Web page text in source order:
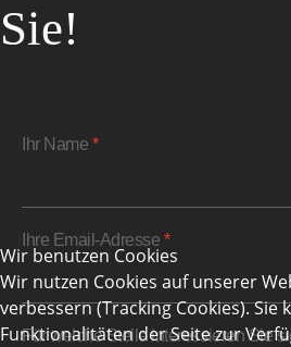
Sie!
Ihr Name *
Ihre Email-Adresse *
Für welche Stelle interessieren Sie
Wir benutzen Cookies
Wir nutzen Cookies auf unserer
verbessern (Tracking Cookies).
Funktionalitäten der Seite zur